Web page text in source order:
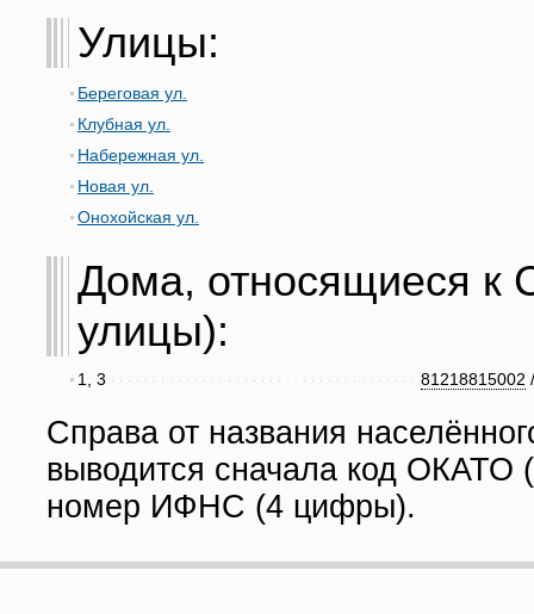
Улицы:
Береговая ул.
Клубная ул.
Набережная ул.
Новая ул.
Онохойская ул.
Дома, относящиеся к
улицы):
81218815002
1, 3
Справа от названия
выводится сначала код ОКАТО
номер ИФНС (4 цифры).